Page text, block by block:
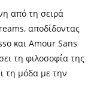
από τη σειρά
αποδίδοντας
και Amour Sans
τη φιλοσοφία της
τη μόδα με την